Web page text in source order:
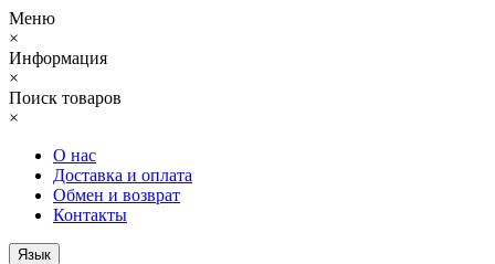
Меню
×
Информация
×
Поиск товаров
×
О нас
Доставка и оплата
Обмен и возврат
Контакты
Язык